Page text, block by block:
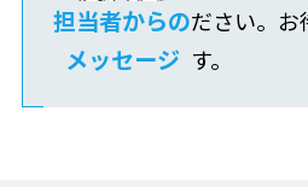
担当者からの
メッセージ
ださい。お
す。